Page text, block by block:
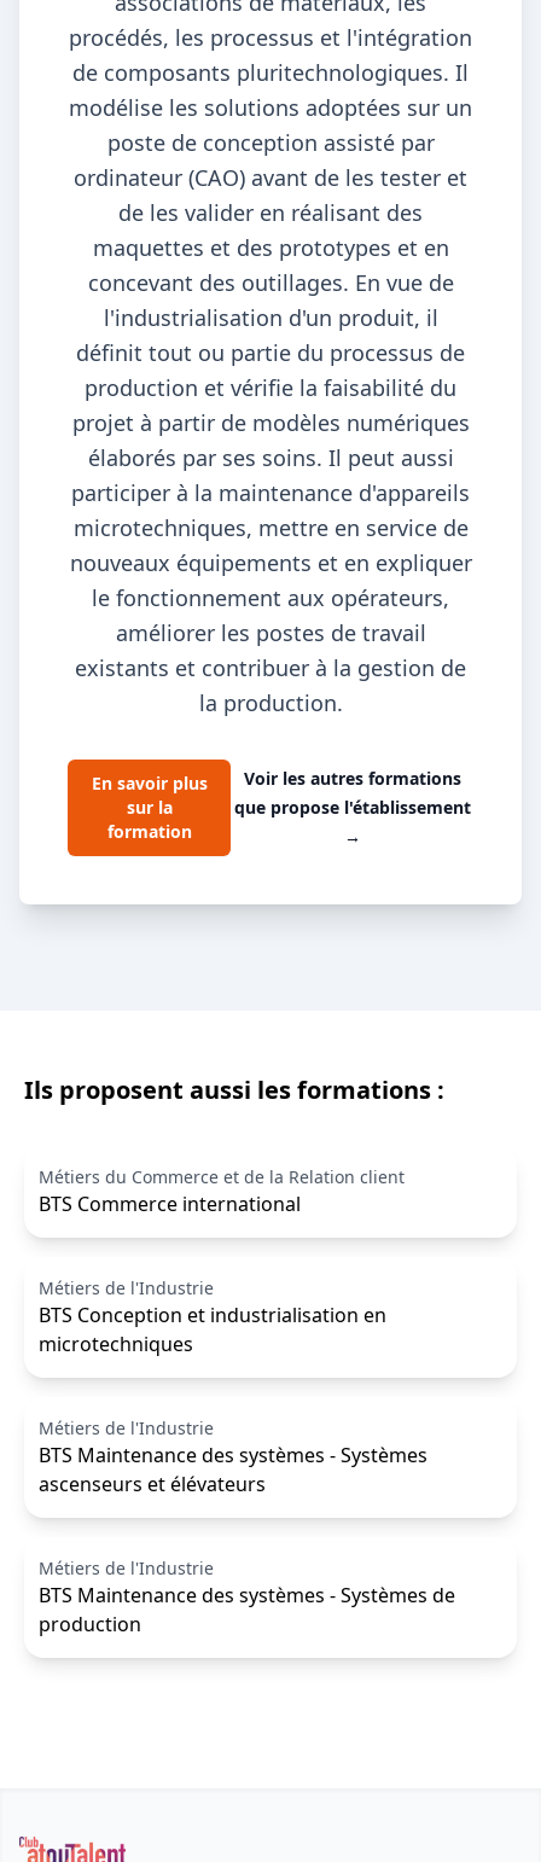
procédés, les processus et l'intégration
de composants pluritechnologiques. Il
modélise les solutions adoptées sur un
poste de conception assisté par
ordinateur (CAO) avant de les tester et
de les valider en réalisant des
maquettes et des prototypes et en
concevant des outillages. En vue de
l'industrialisation d'un produit, il
définit tout ou partie du processus de
production et vérifie la faisabilité du
projet à partir de modèles numériques
élaborés par ses soins. Il peut aussi
participer à la maintenance d'appareils
microtechniques, mettre en service de
nouveaux équipements et en expliquer
le fonctionnement aux opérateurs,
améliorer les postes de travail
existants et contribuer à la gestion de
la production.
En savoir plus
sur la
formation
Voir les autres formations
que propose l'établissement
→
Ils proposent aussi les formations :
Métiers du Commerce et de la Relation client
BTS Commerce international
Métiers de l'Industrie
BTS Conception et industrialisation en
microtechniques
Métiers de l'Industrie
BTS Maintenance des systèmes - Systèmes
ascenseurs et élévateurs
Métiers de l'Industrie
BTS Maintenance des systèmes - Systèmes de
production